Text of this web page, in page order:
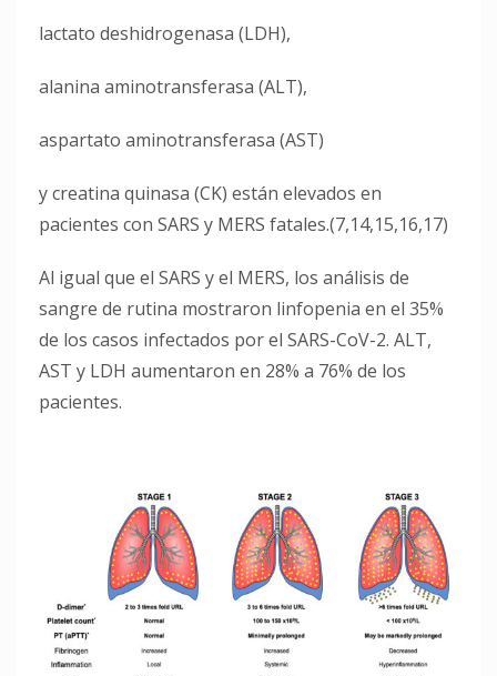
lactato deshidrogenasa (LDH),
alanina aminotransferasa (ALT),
aspartato aminotransferasa (AST)
y creatina quinasa (CK) están elevados en
pacientes con SARS y MERS fatales.(7,14,15,16,17)
Al igual que el SARS y el MERS, los análisis de
sangre de rutina mostraron linfopenia en el 35%
de los casos infectados por el SARS-CoV-2. ALT,
AST y LDH aumentaron en 28% a 76% de los
pacientes.